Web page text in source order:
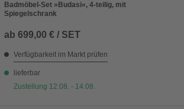
Badmöbel-Set »Budasi«, 4-teilig, mit
Spiegelschrank
ab 699,00 € / SET
Verfügbarkeit im Markt prüfen
lieferbar
Zustellung 12.08. - 14.08.